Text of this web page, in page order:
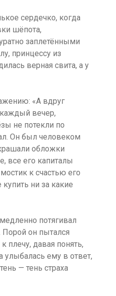
сердечко, когда
шёпота,
заплетёнными
принцессу из
верная свита, а у
«А вдруг
каждый вечер,
не потекли по
Он был человеком
обложки
все его капиталы
к счастью его
ни за какие
потягивал
Порой он пытался
плечу, давая понять,
улыбалась ему в ответ,
— тень страха